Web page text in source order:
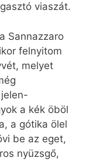
viaszát.
Sannazzaro
felnyitom
melyet
a kék öböl
a gótika ölel
be az eget,
nyüzsgő,